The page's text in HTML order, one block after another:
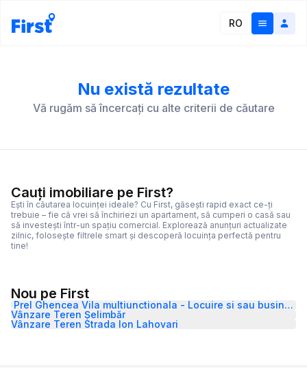
RO
Nu există rezultate
Vă rugăm să încercați cu alte criterii de căutare
Cauți imobiliare pe First?
Ești în căutarea locuinței ideale? Cu First, găsești rapid exact ce-ți
trebuie – fie că vrei să închiriezi un apartament, să cumperi o casă sau
să investești într-un spațiu comercial. Explorează anunțuri actualizate
zilnic, folosește filtrele smart și descoperă locuința perfectă pentru
tine!
Nou pe First
Prel Ghencea Vila multiunctionala - Locuire si sau business
Vânzare Teren Șelimbăr
Vânzare Teren Strada Ion Lahovari